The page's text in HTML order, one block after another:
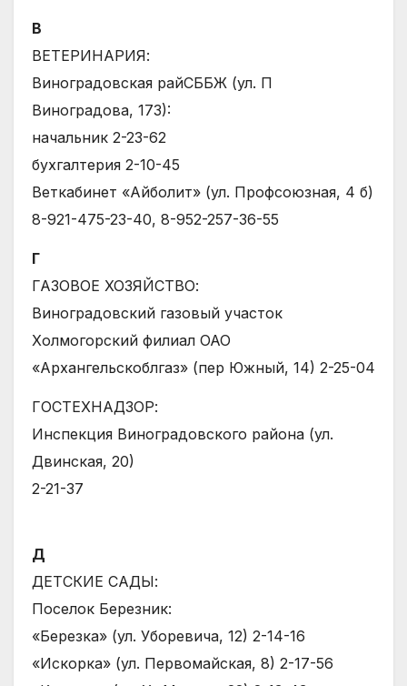
В
ВЕТЕРИНАРИЯ:
Виноградовская райСББЖ (ул. П
Виноградова, 173):
начальник 2-23-62
бухгалтерия 2-10-45
Веткабинет «Айболит» (ул. Профсоюзная, 4 б)
8-921-475-23-40, 8-952-257-36-55
Г
ГАЗОВОЕ ХОЗЯЙСТВО:
Виноградовский газовый участок
Холмогорский филиал ОАО
«Архангельскоблгаз» (пер Южный, 14) 2-25-04
ГОСТЕХНАДЗОР:
Инспекция Виноградовского района (ул.
Двинская, 20)
2-21-37
Д
ДЕТСКИЕ САДЫ:
Поселок Березник:
«Березка» (ул. Уборевича, 12) 2-14-16
«Искорка» (ул. Первомайская, 8) 2-17-56